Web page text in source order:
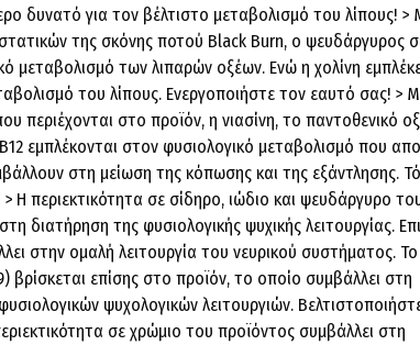
δυνατό για τον βέλτιστο μεταβολισμό του λίπους! >
της σκόνης ποτού Black Burn, ο ψευδάργυρος
μεταβολισμό των λιπαρών οξέων. Ενώ η χολίνη
του λίπους. Ενεργοποιήστε τον εαυτό σας! >
περιέχονται στο προϊόν, η νιασίνη, το παντοθενικό
εμπλέκονται στον φυσιολογικό μεταβολισμό που
στη μείωση της κόπωσης και της εξάντλησης.
Η περιεκτικότητα σε σίδηρο, ιώδιο και ψευδάργυρο
διατήρηση της φυσιολογικής ψυχικής λειτουργίας.
στην ομαλή λειτουργία του νευρικού συστήματος.
βρίσκεται επίσης στο προϊόν, το οποίο συμβάλλει στη
ψυχολογικών λειτουργιών.
σε χρώμιο του προϊόντος συμβάλλει στη